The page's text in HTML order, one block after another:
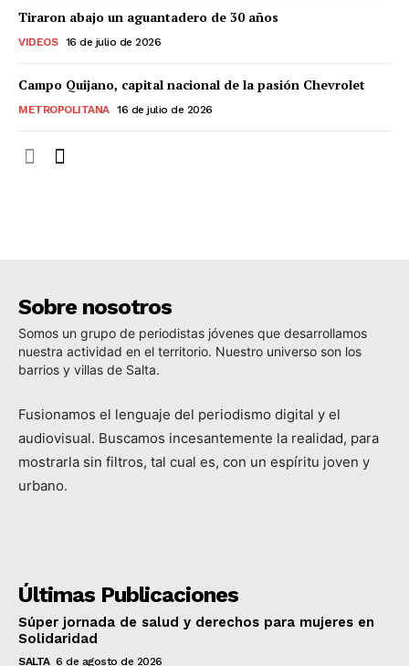
Tiraron abajo un aguantadero de 30 años
VIDEOS 16 de julio de 2026
Campo Quijano, capital nacional de la pasión Chevrolet
METROPOLITANA 16 de julio de 2026
Sobre nosotros
Somos un grupo de periodistas jóvenes que desarrollamos
nuestra actividad en el territorio. Nuestro universo son los
barrios y villas de Salta.
Fusionamos el lenguaje del periodismo digital y el
audiovisual. Buscamos incesantemente la realidad, para
mostrarla sin filtros, tal cual es, con un espíritu joven y
urbano.
Últimas Publicaciones
Súper jornada de salud y derechos para mujeres en
Solidaridad
SALTA 6 de agosto de 2026